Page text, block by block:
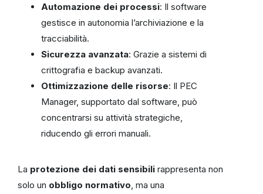
Automazione dei processi: Il software
gestisce in autonomia l’archiviazione e la
tracciabilità.
Sicurezza avanzata: Grazie a sistemi di
crittografia e backup avanzati.
Ottimizzazione delle risorse: Il PEC
Manager, supportato dal software, può
concentrarsi su attività strategiche,
riducendo gli errori manuali.
La protezione dei dati sensibili rappresenta non
solo un obbligo normativo, ma una